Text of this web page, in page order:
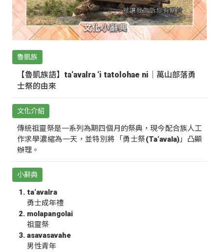
魯凱族
【魯凱族語】ta‘avalra ‘i tatolohae ni｜萬山部落勇
士祭的由來
文化介紹
傳統祖靈祭是一系列為期四個月的祭典，現今配合族人工
作求學濃縮為一天，並特別將「勇士祭(Ta‘avala)」凸顯
辦理。
小辭典
ta‘avalra
勇士成年禮
molapangolai
祖靈祭
asavasavahe
男性青年